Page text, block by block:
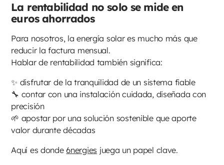
La rentabilidad no solo se mide en
euros ahorrados
Para nosotros, la energía solar es mucho más que
reducir la factura mensual.
Hablar de rentabilidad también significa:
✨ disfrutar de la tranquilidad de un sistema fiable
🔧 contar con una instalación cuidada, diseñada con
precisión
🌱 apostar por una solución sostenible que aporte
valor durante décadas
Aquí es donde6nergies juega un papel clave.